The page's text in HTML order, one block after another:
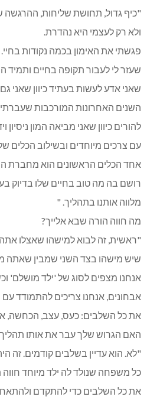
"כיף גדול, תחושת שליחות, ההרגשה
ולא רק לעצמי היא נהדרת.
פגשתי את האימון בכמה נקודות
שעזר לי לעבור תקופה בחיים ותמיד
השנים האחרונות המורכבות
להורים כיוון שאני מביאה המון
עם צרכים מיוחדים ובשילוב הכלים
אחד הכלים הראשונים הוא מחברת
רושם בה מה טוב בחיים שלו בדיוק
מלווה אותנו בתהליך. "
מה חווה הורה שבא אלייך?
"ראשית, זה לבוא למישהו שאצלו אתה
שיש מישהו בצד השני שמבין שאתה
אנחנו מצפים לסוג של 'ילד מושלם'
אבחונים, אנחנו צריכים להתמודד
את כל השלבים: כעס, עצב, הכחשה,
האם הגרוש שלך עבר את אותו
"לא. הוא עדיין בשלבים קודמים.
כל משפחה שנולד לה ילד מיוחד
את כל השלבים כדי להתקדם